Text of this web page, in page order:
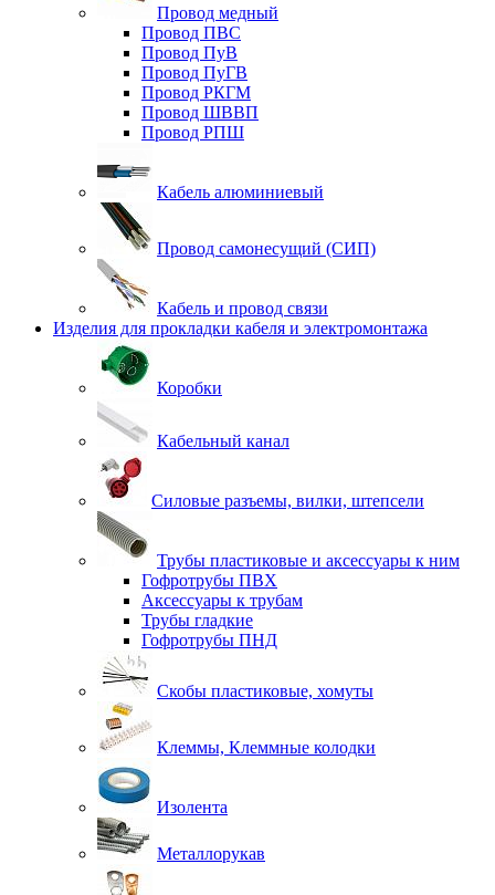
Провод медный
Провод ПВС
Провод ПуВ
Провод ПуГВ
Провод РКГМ
Провод ШВВП
Провод РПШ
Кабель алюминиевый
Провод самонесущий (СИП)
Кабель и провод связи
Изделия для прокладки кабеля и электромонтажа
Коробки
Кабельный канал
Силовые разъемы, вилки, штепсели
Трубы пластиковые и аксессуары к ним
Гофротрубы ПВХ
Аксессуары к трубам
Трубы гладкие
Гофротрубы ПНД
Скобы пластиковые, хомуты
Клеммы, Клеммные колодки
Изолента
Металлорукав